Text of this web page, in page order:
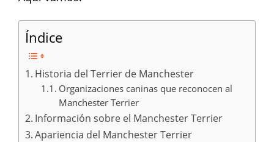
Índice
Historia del Terrier de Manchester
Organizaciones caninas que reconocen al
Manchester Terrier
Información sobre el Manchester Terrier
Apariencia del Manchester Terrier